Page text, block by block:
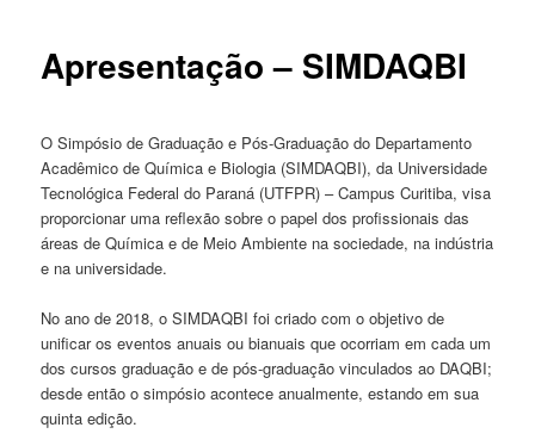
Apresentação – SIMDAQBI
O Simpósio de Graduação e Pós-Graduação do Departamento
Acadêmico de Química e Biologia (SIMDAQBI), da Universidade
Tecnológica Federal do Paraná (UTFPR) – Campus Curitiba, visa
proporcionar uma reflexão sobre o papel dos profissionais das
áreas de Química e de Meio Ambiente na sociedade, na indústria
e na universidade.
No ano de 2018, o SIMDAQBI foi criado com o objetivo de
unificar os eventos anuais ou bianuais que ocorriam em cada um
dos cursos graduação e de pós-graduação vinculados ao DAQBI;
desde então o simpósio acontece anualmente, estando em sua
quinta edição.